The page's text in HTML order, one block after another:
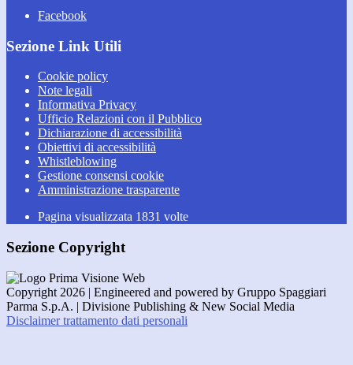
Facebook
Sezione Link Utili
Cookie policy
Note legali
Informativa Privacy
Ufficio Relazioni con il Pubblico
Dichiarazione di accessibilità
Obiettivi di accessibilità
Whistleblowing
Gestione consensi cookie
Amministrazione trasparente
Pagina visualizzata 1831 volte
Sezione Copyright
Copyright 2026 | Engineered and powered by Gruppo Spaggiari
Parma S.p.A. | Divisione Publishing & New Social Media
Disclaimer trattamento dati personali